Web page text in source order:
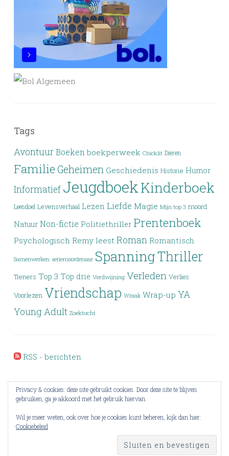
Tags
Avontuur Boeken boekperweek Chicklit Dieren
Familie Geheimen Geschiedenis Historie Humor
Informatief JeugdboekKinderboek
Leesdoel Levensverhaal Lezen Liefde Magie Mijn top 3 moord
Natuur Non-fictie Politiethriller Prentenboek
Psychologisch Remy leest Roman Romantisch
Samenwerken seriemoordenaar SpanningThriller
Tieners Top 3 Top drie Verdwijning Verleden Verlies
Voorlezen Vriendschap Wraak Wrap-up YA
Young Adult Zoektocht
RSS - berichten
PROUDLY POWERED BY WORDPRESS
THEME: PENSCRATCH BYWORDPRESS.COM.
Privacy & cookies: deze site gebruikt cookies. Door deze site te blijven
gebruiken, ga je akkoord met het gebruik hiervan.
Wil je meer weten, ook over hoe je cookies kunt beheren, kijk dan hier:
Cookiebeleid